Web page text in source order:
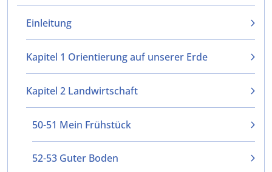
Einleitung
Kapitel 1 Orientierung auf unserer Erde
Kapitel 2 Landwirtschaft
50-51 Mein Frühstück
52-53 Guter Boden